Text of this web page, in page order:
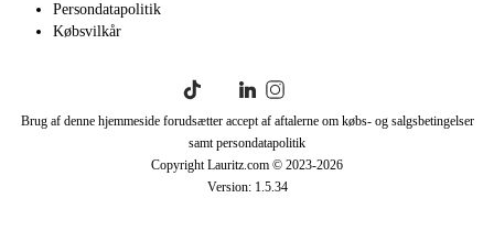
Persondatapolitik
Købsvilkår
Brug af denne hjemmeside forudsætter accept af aftalerne om købs- og salgsbetingelser
samt persondatapolitik
Copyright Lauritz.com © 2023-2026
Version: 1.5.34